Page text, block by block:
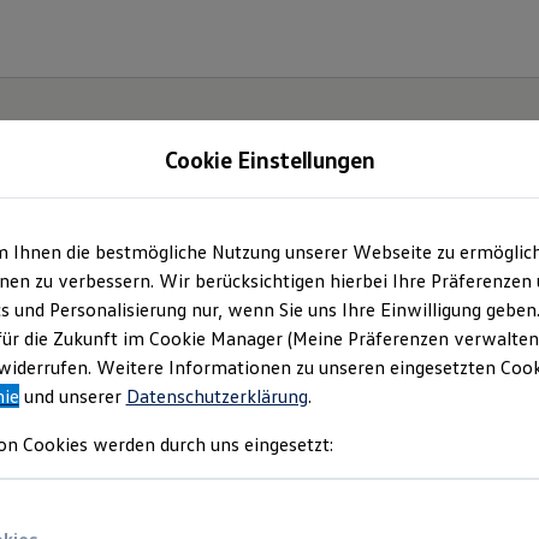
Cookie Einstellungen
Ihnen die bestmögliche Nutzung unserer Webseite zu
zu verbessern. Wir berücksichtigen hierbei Ihre
Personalisierung nur, wenn Sie uns Ihre Einwilligung
die Zukunft im Cookie Manager (Meine Präferenzen
Weitere Informationen zu unseren eingesetzten
und unserer Datenschutzerklärung.
Cookies werden durch uns eingesetzt: